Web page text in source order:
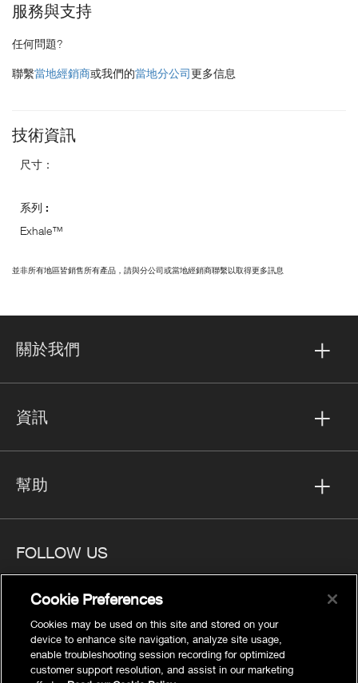
服務與支持
任何問題?
聯繫當地經銷商或我們的當地分公司更多信息
技術資訊
尺寸：
系列 :
Exhale™
並非所有地區皆銷售所有產品，請與分公司或當地經銷商聯繫以取得更多訊息
關於我們
資訊
幫助
FOLLOW US
隱私
Cookies Settings
Cookie Preferences
Cookies may be used on this site and stored on your
device to enhance site navigation, analyze site usage,
enable troubleshooting session recording for optimized
customer support resolution, and assist in our marketing